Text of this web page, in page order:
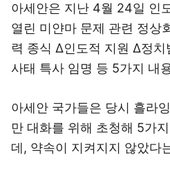
아세안은 지난 4월 24일 인
열린 미얀마 문제 관련 정상
력 종식 Δ인도적 지원 Δ정
사태 특사 임명 등 5가지 내
아세안 국가들은 당시 흘라
만 대화를 위해 초청해 5가
데, 약속이 지켜지지 않았다